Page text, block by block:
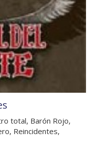
total, Barón Rojo,
Reincidentes,